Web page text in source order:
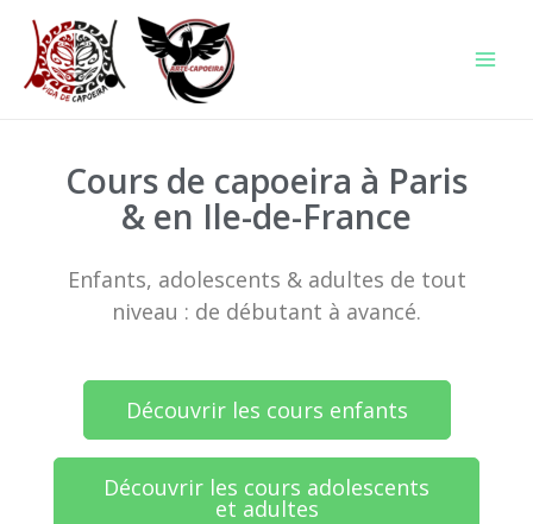
Cours de capoeira à Paris
& en Ile-de-France
Enfants, adolescents & adultes de tout
niveau : de débutant à avancé.
Découvrir les cours enfants
Découvrir les cours adolescents
et adultes